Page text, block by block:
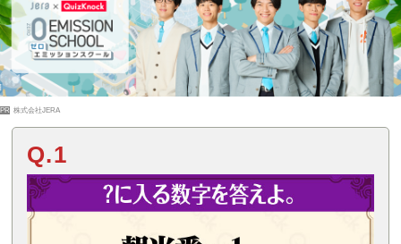
PR 株式会社JERA
Q.1